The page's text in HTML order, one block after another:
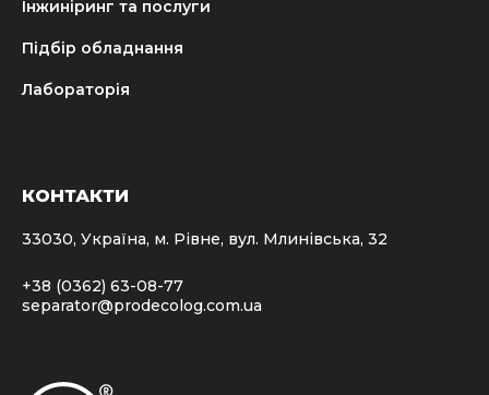
Інжиніринг та послуги
Підбір обладнання
Лабораторія
КОНТАКТИ
33030, Україна, м. Рівне, вул. Млинівська, 32
+38 (0362) 63-08-77
separator@prodecolog.com.ua